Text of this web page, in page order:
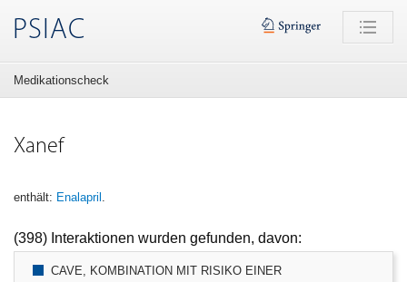
PSIAC
Medikationscheck
Xanef
enthält: Enalapril .
(398) Interaktionen wurden gefunden, davon:
CAVE, KOMBINATION MIT RISIKO EINER